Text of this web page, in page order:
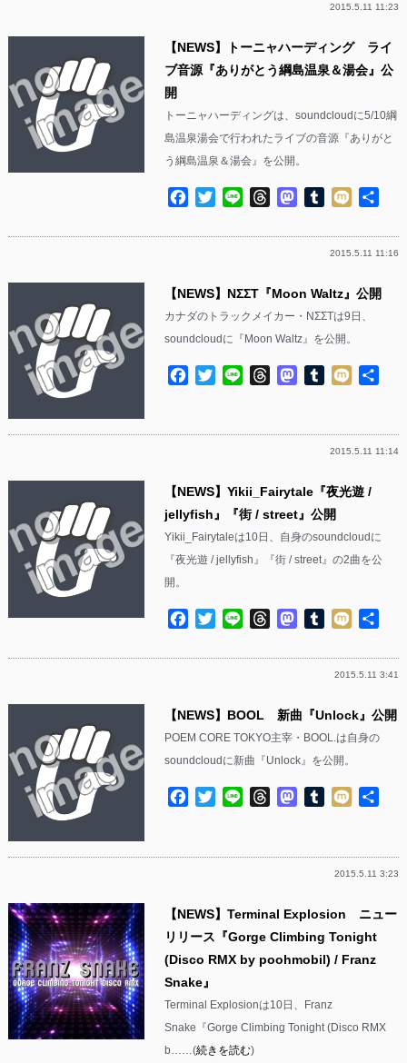
2015.5.11 11:23
【NEWS】トーニャハーディング ライ
ブ音源『ありがとう綱島温泉＆湯会』公
開
トーニャハーディングは、soundcloudに5/10綱
島温泉湯会で行われたライブの音源『ありがと
う綱島温泉＆湯会』を公開。
Facebook
TwitterLine ThreadsMastodon
Tumblr
Mixi
2015.5.11 11:16
【NEWS】NΣΣT『Moon Waltz』公開
カナダのトラックメイカー・NΣΣTは9日、
soundcloudに『Moon Waltz』を公開。
Facebook
TwitterLine ThreadsMastodon
Tumblr
Mixi
2015.5.11 11:14
【NEWS】Yikii_Fairytale『夜光遊 /
jellyfish』『街 / street』公開
Yikii_Fairytaleは10日、自身のsoundcloudに
『夜光遊 / jellyfish』『街 / street』の2曲を公
開。
Facebook
TwitterLine ThreadsMastodon
Tumblr
Mixi
2015.5.11 3:41
【NEWS】BOOL 新曲『Unlock』公開
POEM CORE TOKYO主宰・BOOL.は自身の
soundcloudに新曲『Unlock』を公開。
Facebook
TwitterLine ThreadsMastodon
Tumblr
Mixi
2015.5.11 3:23
【NEWS】Terminal Explosion ニュー
リリース『Gorge Climbing Tonight
(Disco RMX by poohmobil) / Franz
Snake』
Terminal Explosionは10日、Franz
Snake『Gorge Climbing Tonight (Disco RMX
b……(続きを読む)